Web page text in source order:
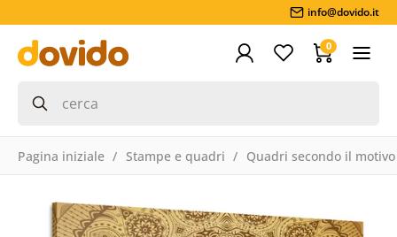
info@dovido.it
0
Pagina iniziale Stampe e quadri Quadri secondo il motivo